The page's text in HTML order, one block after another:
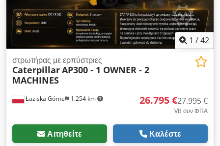
1 /42
Łaziska Górne 1.254 km
στρωτήρας με ερπύστριες
CaterpillarAP300 - 1 OWNER - 2
MACHINES
26.795 €27.995 €
VB συν ΦΠΑ
Αιτηθείτε Καλέστε